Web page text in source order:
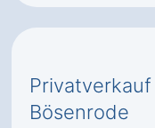
Bösenrode